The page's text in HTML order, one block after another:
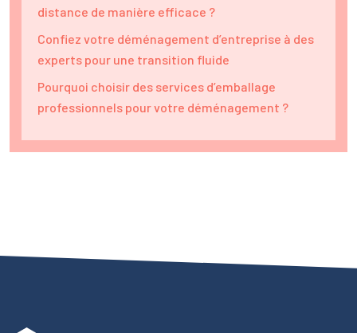
distance de manière efficace ?
Confiez votre déménagement d’entreprise à des
experts pour une transition fluide
Pourquoi choisir des services d’emballage
professionnels pour votre déménagement ?